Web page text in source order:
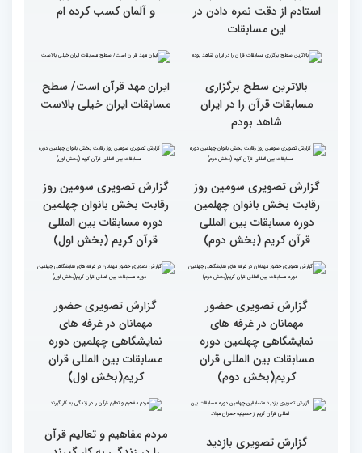
سطح مسابقات قرآنی در
کشور ایران بالاست/ تعریف
این مسابقات
ترتیل را در مسابقات اروپایی
بالاترین سطح برگزاری
مسابقات قرآن را در ایران
شاهد بودم
ایران مهد قرآن است/ سطح
مسابقات ایران خیلی بالاست
گزارش تصویری سومین روز
رقابت بخش بانوان چهلمین
دوره مسابقات بین المللی
قرآن کریم (بخش دوم)
گزارش تصویری سومین روز
رقابت بخش بانوان چهلمین
دوره مسابقات بین المللی
قرآن کریم (بخش اول)
گزارش تصویری حضور
مهمانان در غرفه های
نمایشگاهی چهلمین دوره
مسابقات بین المللی قران
کریم(بخش دوم)
گزارش تصویری حضور
مهمانان در غرفه های
نمایشگاهی چهلمین دوره
کریم(بخش اول)